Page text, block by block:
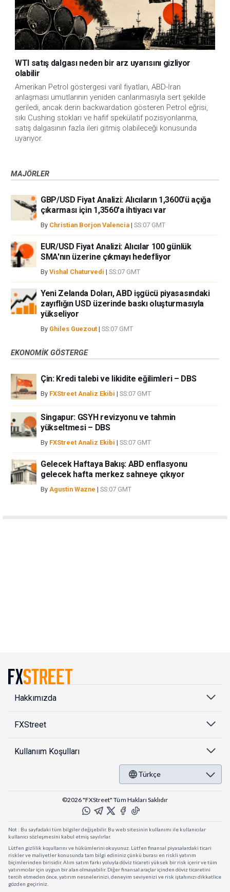
WTI satış dalgası neden bir arz uyarısını gizliyor
olabilir
Amerikan Petrol göstergesi varil fiyatları, ABD-İran
anlaşması umutlarının yeniden canlanmasıyla sert şekilde
geriledi, ancak derin backwardation gösteren Petrol eğrisi,
sıkı Cushing stokları ve hafif spekülatif pozisyonlanma,
satış dalgasının fazla ileri gitmiş olabileceği konusunda
uyarıyor.
MAJÖRLER
GBP/USD Fiyat Analizi: Alıcıların 1,3600'ü açığa
çıkarması için 1,3560'a ihtiyacı var
By Christian Borjon Valencia | SS:07 GMT
EUR/USD Fiyat Analizi: Alıcılar 100 günlük
SMA'nın üzerine çıkmayı hedefliyor
By Vishal Chaturvedi | SS:07 GMT
Yeni Zelanda Doları, ABD işgücü piyasasındaki
zayıflığın USD üzerinde baskı oluşturmasıyla
yükseliyor
By Ghiles Guezout | SS:07 GMT
EKONOMIK GÖSTERGE
Çin: Kredi talebi ve likidite eğilimleri – DBS
By FXStreet Analiz Ekibi | SS:07 GMT
Singapur: GSYH revizyonu ve tahmin
yükseltmesi – DBS
By FXStreet Analiz Ekibi | SS:07 GMT
Gelecek Haftaya Bakış: ABD enflasyonu
gelecek hafta merkez sahneye çıkıyor
By Agustin Wazne | SS:07 GMT
Hakkımızda
FXStreet
Kullanıım Koşulları
Türkçe
©2026 "FXStreet" Tüm Hakları Saklıdır
Not : Bu sayfadaki tüm bilgiler değişebilir. Bu web sitesinin kullanımı ile kullanıcılar
kullanıcı sözleşmesini kabul etmiş sayılırlar.
Lütfen gizlilik koşullarını ve hükümlerini okuyunuz. Lütfen finansal piyasalardaki ticari
riskler ve maliyetler konusunda tam bilgi edininiz çünkü burası en riskli yatırım
biçimlerinden birisidir. Alım satım farkı yoluyla döviz ticareti yüksek bir risk içerir ve tüm
yatırımcılar için uygun bir alan olmayabilir. Diğer finansal araçlar içinden döviz ticaretini
tercih etmeden önce, yatırım nesnelerinizi, deneyim seviyenizi ve risk iştahınızı dikkatlice
gözden geçiriniz.